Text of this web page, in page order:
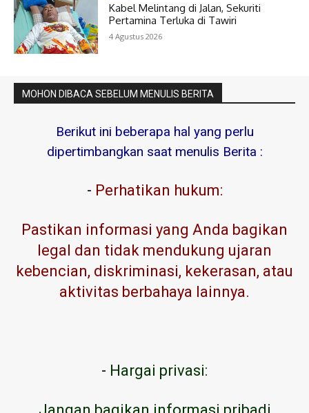
Kabel Melintang di Jalan, Sekuriti
Pertamina Terluka di Tawiri
4 Agustus 2026
MOHON DIBACA SEBELUM MENULIS BERITA
Berikut ini beberapa hal yang perlu
dipertimbangkan saat menulis Berita :
- Perhatikan hukum:
Pastikan informasi yang Anda bagikan
legal dan tidak mendukung ujaran
kebencian, diskriminasi, kekerasan, atau
aktivitas berbahaya lainnya.
- Hargai privasi: